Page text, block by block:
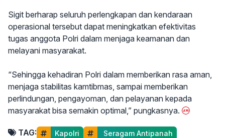
Sigit berharap seluruh perlengkapan dan kendaraan
operasional tersebut dapat meningkatkan efektivitas
tugas anggota Polri dalam menjaga keamanan dan
melayani masyarakat.
“Sehingga kehadiran Polri dalam memberikan rasa aman,
menjaga stabilitas kamtibmas, sampai memberikan
perlindungan, pengayoman, dan pelayanan kepada
masyarakat bisa semakin optimal,” pungkasnya.
TAG: Kapolri
Seragam Antipanah